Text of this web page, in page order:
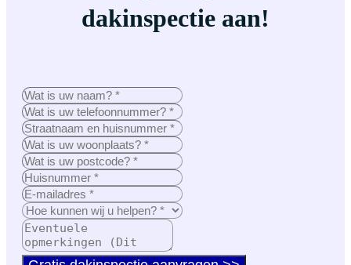
dakinspectie aan!